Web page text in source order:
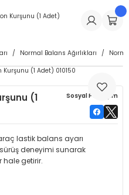
Normal Balans Ağırlıkları
(1
Sosyal Paylaşım
lastik balans ayarı
deneyimi sunarak
hale getirir.